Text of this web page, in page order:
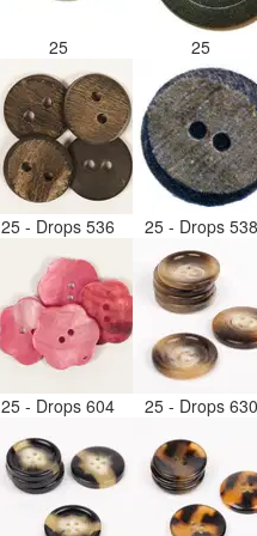
25 25
25 - Drops 536 25 - Drops
25 - Drops 604 25 - Drops